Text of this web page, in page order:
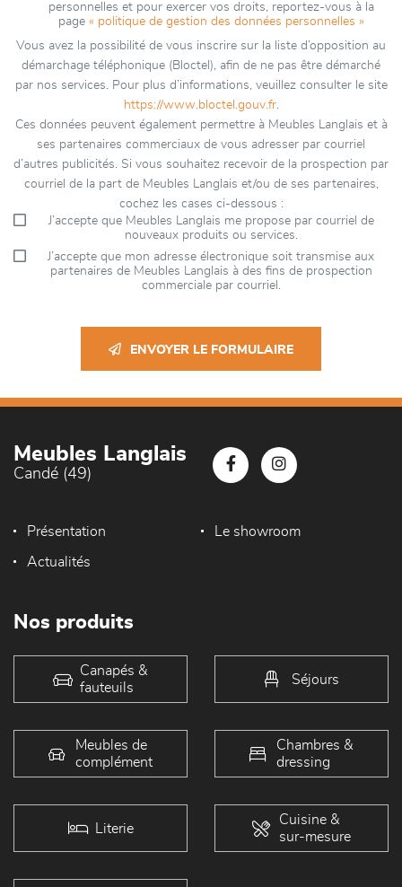
personnelles et pour exercer vos droits, reportez-vous à la
page « politique de gestion des données personnelles »
Vous avez la possibilité de vous inscrire sur la liste d’opposition au
démarchage téléphonique (Bloctel), afin de ne pas être démarché
par nos services. Pour plus d’informations, veuillez consulter le site
https://www.bloctel.gouv.fr.
Ces données peuvent également permettre à Meubles Langlais et à
ses partenaires commerciaux de vous adresser par courriel
d’autres publicités. Si vous souhaitez recevoir de la prospection par
courriel de la part de Meubles Langlais et/ou de ses partenaires,
cochez les cases ci-dessous :
J’accepte que Meubles Langlais me propose par courriel de
nouveaux produits ou services.
J’accepte que mon adresse électronique soit transmise aux
partenaires de Meubles Langlais à des fins de prospection
commerciale par courriel.
ENVOYER LE FORMULAIRE
Meubles Langlais
Candé (49)
Présentation Le showroom
Actualités
Nos produits
Canapés &
fauteuils
Séjours
Meubles de
complément
Chambres &
dressing
Literie
Cuisine &
sur-mesure